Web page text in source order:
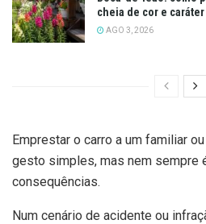
cheia de cor e caráter
AGO 3, 2026
Emprestar o carro a um familiar
gesto simples, mas nem sempre
consequências.
Num cenário de acidente ou